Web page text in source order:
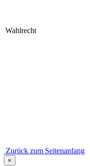
Wahlrecht
Zurück zum Seitenanfang
×